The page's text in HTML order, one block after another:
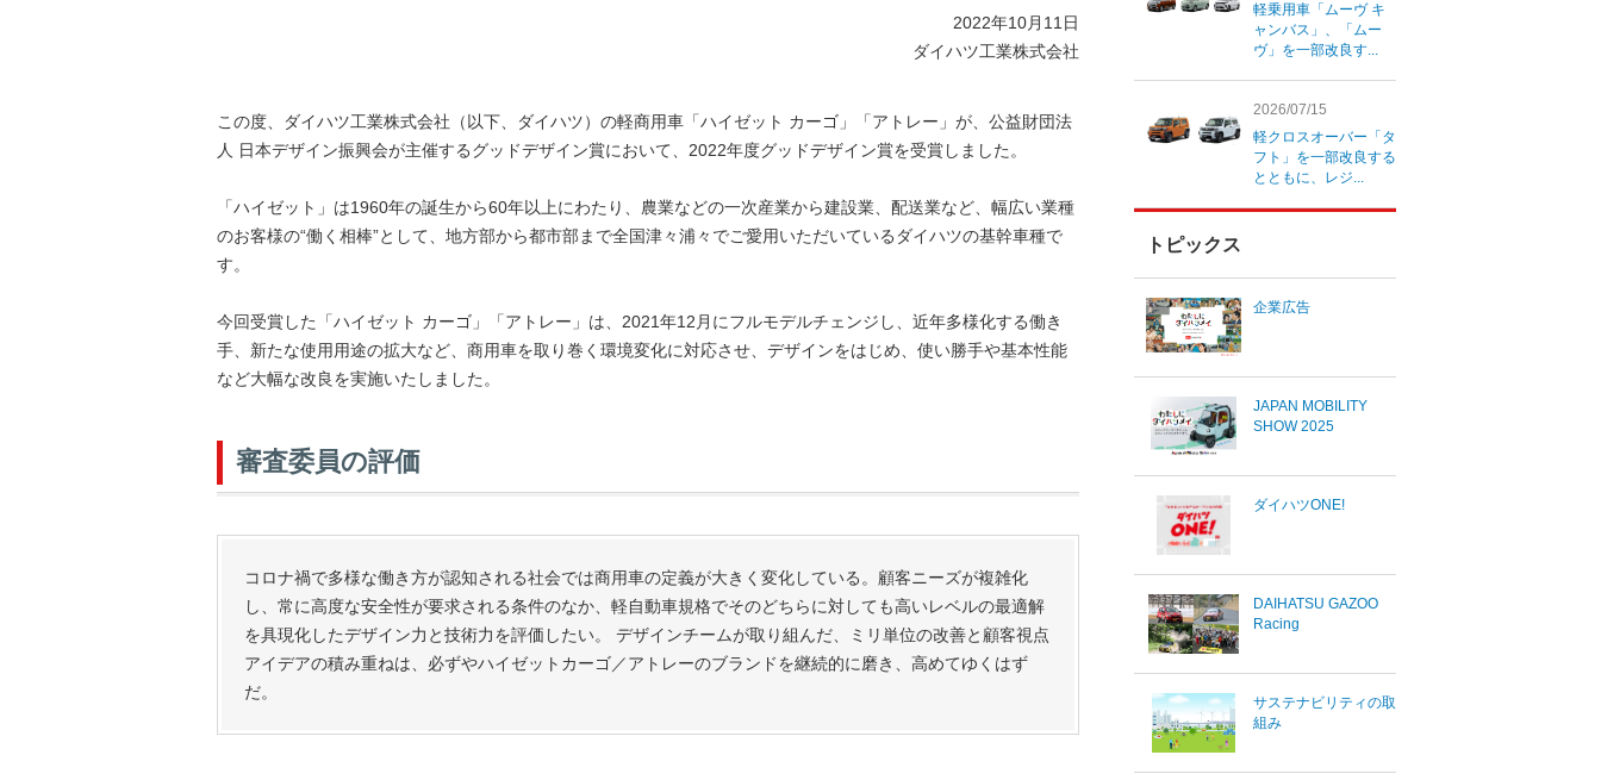
2022年10月11日
ダイハツ工業株式会社
この度、ダイハツ工業株式会社（以下、ダイハツ）の軽商用車「ハイゼット カーゴ」「アトレー」が、公益財団法
人 日本デザイン振興会が主催するグッドデザイン賞において、2022年度グッドデザイン賞を受賞しました。
「ハイゼット」は1960年の誕生から60年以上にわたり、農業などの一次産業から建設業、配送業など、幅広い業種
のお客様の“働く相棒”として、地方部から都市部まで全国津々浦々でご愛用いただいているダイハツの基幹車種で
す。
今回受賞した「ハイゼット カーゴ」「アトレー」は、2021年12月にフルモデルチェンジし、近年多様化する働き
手、新たな使用用途の拡大など、商用車を取り巻く環境変化に対応させ、デザインをはじめ、使い勝手や基本性能
など大幅な改良を実施いたしました。
審査委員の評価
コロナ禍で多様な働き方が認知される社会では商用車の定義が大きく変化している。顧客ニーズが複雑化
し、常に高度な安全性が要求される条件のなか、軽自動車規格でそのどちらに対しても高いレベルの最適解
を具現化したデザイン力と技術力を評価したい。 デザインチームが取り組んだ、ミリ単位の改善と顧客視点
アイデアの積み重ねは、必ずやハイゼットカーゴ／アトレーのブランドを継続的に磨き、高めてゆくはず
だ。
軽乗用車「ムーヴ キ
ャンバス」、「ムー
ヴ」を一部改良す...
2026/07/15
軽クロスオーバー「タ
フト」を一部改良する
とともに、レジ...
トピックス
企業広告
JAPAN MOBILITY
SHOW 2025
ダイハツONE!
DAIHATSU GAZOO
Racing
サステナビリティの取
組み